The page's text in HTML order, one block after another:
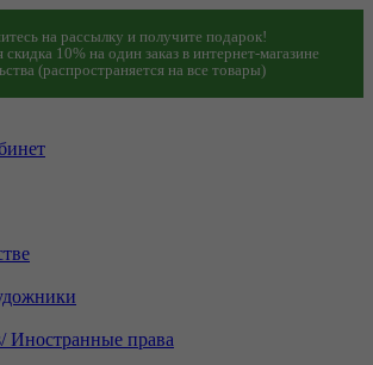
на рассылку и получите подарок!
10% на один заказ в интернет-магазине
(распространяется на все товары)
Иностранные права